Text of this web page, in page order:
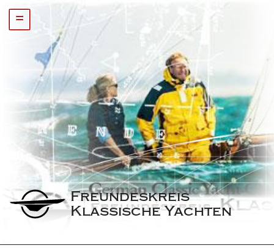
=
Freundeskreis
Klassische Yachten